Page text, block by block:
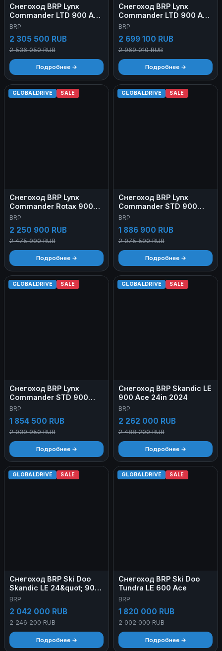
Снегоход BRP Lynx
Commander LTD 900 Ace
2 Up 2026
BRP
2 305 500 RUB
2 536 050 RUB
Подробнее →
Снегоход BRP Lynx
Commander LTD 900 Ace
Turbo 2024
BRP
2 699 100 RUB
2 969 010 RUB
Подробнее →
GLOBALDRIVE SALE
Снегоход BRP Lynx
Commander Rotax 900
Ace
BRP
2 250 900 RUB
2 475 990 RUB
Подробнее →
GLOBALDRIVE SALE
Снегоход BRP Lynx
Commander STD 900
Ace 2025
BRP
1 886 900 RUB
2 075 590 RUB
Подробнее →
GLOBALDRIVE SALE
Снегоход BRP Lynx
Commander STD 900
Ace Turbo 2022
BRP
1 854 500 RUB
2 039 950 RUB
Подробнее →
GLOBALDRIVE SALE
Снегоход BRP Skandic LE
900 Ace 24in 2024
BRP
2 262 000 RUB
2 488 200 RUB
Подробнее →
GLOBALDRIVE SALE
Снегоход BRP Ski Doo
Skandic LE 24&quot; 900
Ace
BRP
2 042 000 RUB
2 246 200 RUB
Подробнее →
GLOBALDRIVE SALE
Снегоход BRP Ski Doo
Tundra LE 600 Ace
BRP
1 820 000 RUB
2 002 000 RUB
Подробнее →